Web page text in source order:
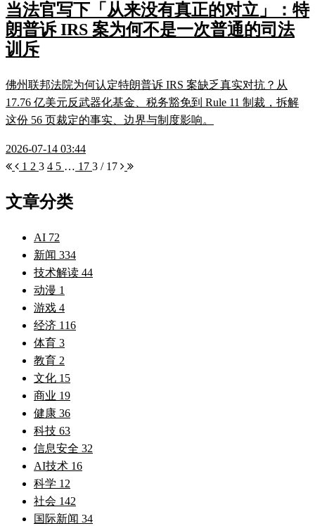
当法官写下「从来没有真正的对立」：特
朗普诉 IRS 案为何不是一次普通的司法
训斥
佛州联邦法院为何认定特朗普诉 IRS 案缺乏真实对抗？从
17.76 亿美元反武器化基金、税务豁免到 Rule 11 制裁，拆解
这份 56 页裁定的事实、边界与制度影响。
2026-07-14 03:44
1 2 3 4 5 … 17 3 / 17
文章分类
AI 72
新闻 334
技术解读 44
动漫 1
游戏 4
经济 116
体育 3
教育 2
文化 15
商业 19
健康 36
科技 63
信息安全 32
AI技术 16
科学 12
社会 142
国际新闻 34